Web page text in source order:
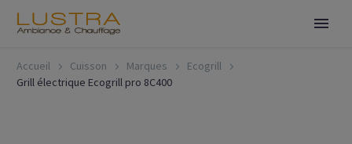
Accueil Cuisson Marques
Ecogrill
Grill électrique Ecogrill pro 8C400